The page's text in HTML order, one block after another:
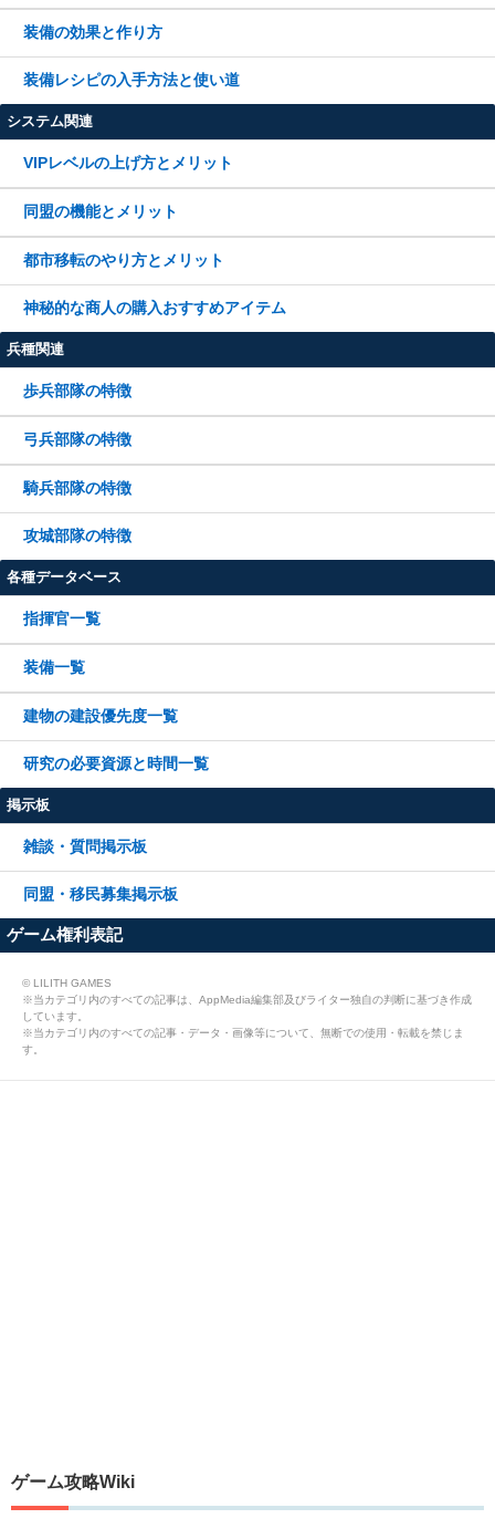
装備の効果と作り方
装備レシピの入手方法と使い道
システム関連
VIPレベルの上げ方とメリット
同盟の機能とメリット
都市移転のやり方とメリット
神秘的な商人の購入おすすめアイテム
兵種関連
歩兵部隊の特徴
弓兵部隊の特徴
騎兵部隊の特徴
攻城部隊の特徴
各種データベース
指揮官一覧
装備一覧
建物の建設優先度一覧
研究の必要資源と時間一覧
掲示板
雑談・質問掲示板
同盟・移民募集掲示板
ゲーム権利表記
© LILITH GAMES
※当カテゴリ内のすべての記事は、AppMedia編集部及びライター独自の判断に基づき作成
しています。
※当カテゴリ内のすべての記事・データ・画像等について、無断での使用・転載を禁じま
す。
ゲーム攻略Wiki